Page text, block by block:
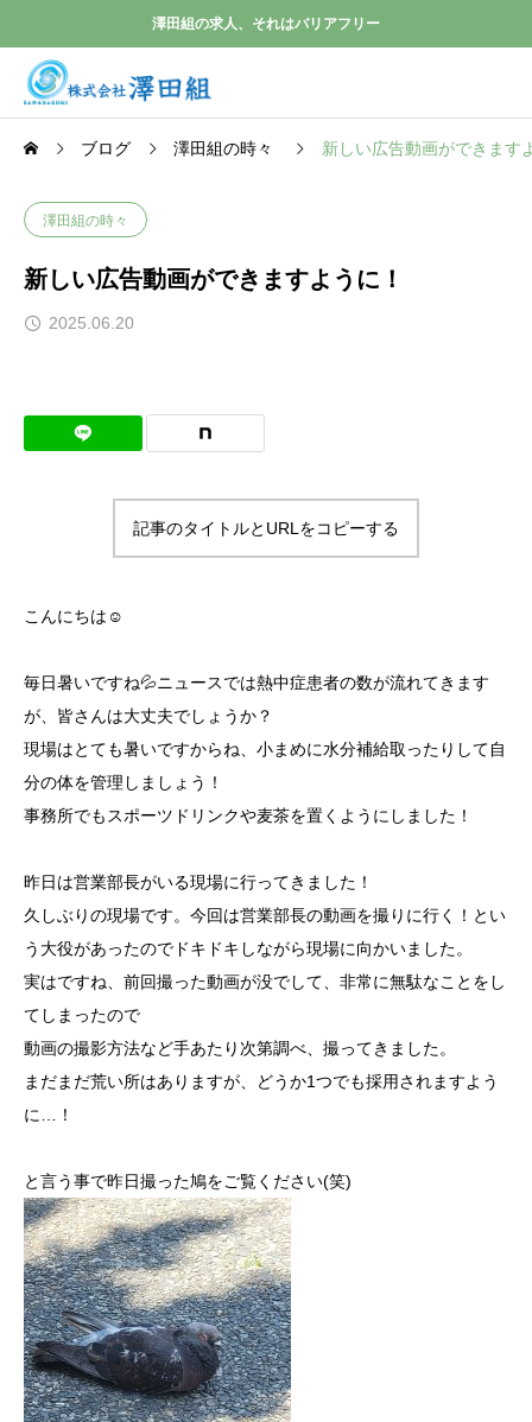
澤田組の求人、それはバリアフリー
ブログ 澤田組の時々 新しい広告動画ができます
澤田組の時々
新しい広告動画ができますように！
2025.06.20
記事のタイトルとURLをコピーする
こんにちは☺
毎日暑いですね💦ニュースでは熱中症患者の数が流れてきます
が、皆さんは大丈夫でしょうか？
現場はとても暑いですからね、小まめに水分補給取ったりして自
分の体を管理しましょう！
事務所でもスポーツドリンクや麦茶を置くようにしました！
昨日は営業部長がいる現場に行ってきました！
久しぶりの現場です。今回は営業部長の動画を撮りに行く！とい
う大役があったのでドキドキしながら現場に向かいました。
実はですね、前回撮った動画が没でして、非常に無駄なことをし
てしまったので
動画の撮影方法など手あたり次第調べ、撮ってきました。
まだまだ荒い所はありますが、どうか1つでも採用されますよう
に…！
と言う事で昨日撮った鳩をご覧ください(笑)